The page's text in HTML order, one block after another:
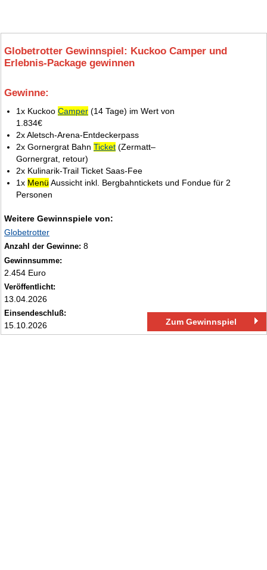
Globetrotter Gewinnspiel: Kuckoo Camper und
Erlebnis-Package gewinnen
Gewinne:
1x Kuckoo Camper (14 Tage) im Wert von
1.834€
2x Aletsch-Arena-Entdeckerpass
2x Gornergrat Bahn Ticket (Zermatt–
Gornergrat, retour)
2x Kulinarik-Trail Ticket Saas-Fee
1x Menü Aussicht inkl. Bergbahntickets und Fondue für 2
Personen
Weitere Gewinnspiele von:
Globetrotter
Anzahl der Gewinne: 8
Gewinnsumme:
2.454 Euro
Veröffentlicht:
13.04.2026
Einsendeschluß:
15.10.2026 Zum Gewinnspiel